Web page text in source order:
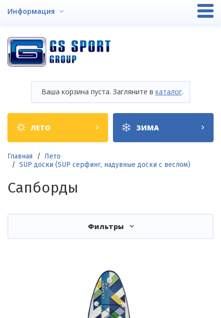
Информация
Ваша корзина пуста. Загляните в каталог.
Shop
categories
ЛЕТО ЗИМА
Строка
навигации
Главная
Лето
SUP доски (SUP серфинг, надувные доски с веслом)
Сапборды
Фильтры